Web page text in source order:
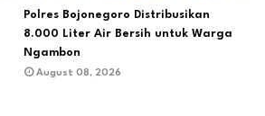
Polres Bojonegoro Distribusikan
8.000 Liter Air Bersih untuk Warga
Ngambon
August 08, 2026